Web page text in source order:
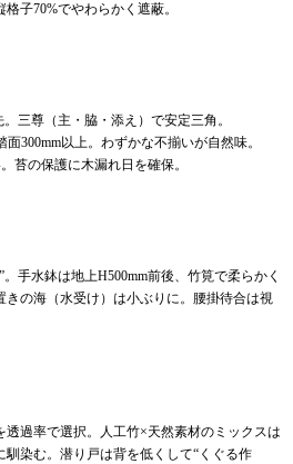
子70%でやわらかく遮蔽。
三尊（主・脇・添え）で安定三角。
300mm以上。わずかな不揃いが自然味。
苔の保護に木漏れ日を確保。
手水鉢は地上H500mm前後、竹筧で柔らかく
の海（水受け）は小ぶりに。腰掛待合は視
過率で選択。人工竹×天然素材のミックスは
馴染む。潜り戸は背を低くして“くぐる作